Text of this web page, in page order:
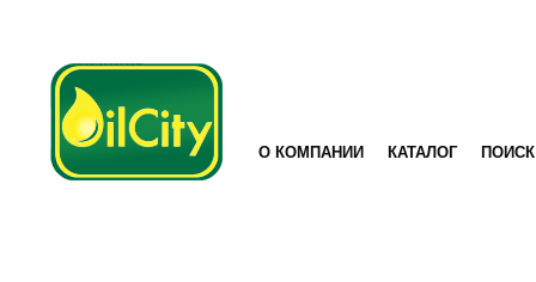
О КОМПАНИИ КАТАЛОГ ПОИСК